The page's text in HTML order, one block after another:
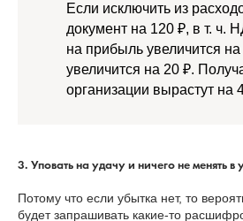
Если исключить из
документ на 120 ₽, в т. ч.
на прибыль увеличится
увеличится на 20 ₽.
организации вырастут на
3. Уповать на удачу и ничего не менять в
Потому что если убытка нет, то
будет запрашивать какие-то